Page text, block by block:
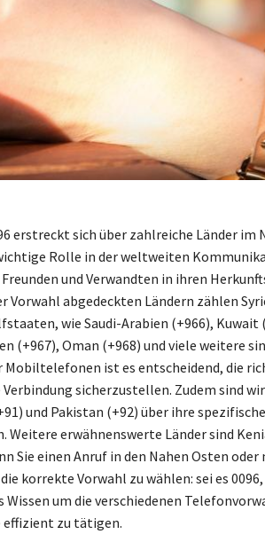
erstreckt sich über zahlreiche Länder im
Rolle in der weltweiten
und Verwandten in ihren
Vorwahl abgedeckten Ländern zählen
wie Saudi-Arabien (+966), Kuwait
(+967), Oman (+968) und viele weitere
Mobiltelefonen ist es entscheidend, die
sicherzustellen. Zudem sind
und Pakistan (+92) über ihre
Weitere erwähnenswerte Länder sind
Sie einen Anruf in den Nahen Osten
korrekte Vorwahl zu wählen: sei es 0096,
Wissen um die verschiedenen
zu tätigen.